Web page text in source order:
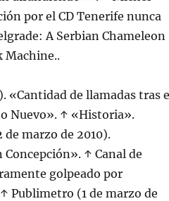
por el CD Tenerife nunca
A Serbian Chameleon
Machine..
«Cantidad de llamadas tras
Nuevo». ↑ «Historia».
marzo de 2010).
↑ Canal de
golpeado por
Publimetro (1 de marzo de